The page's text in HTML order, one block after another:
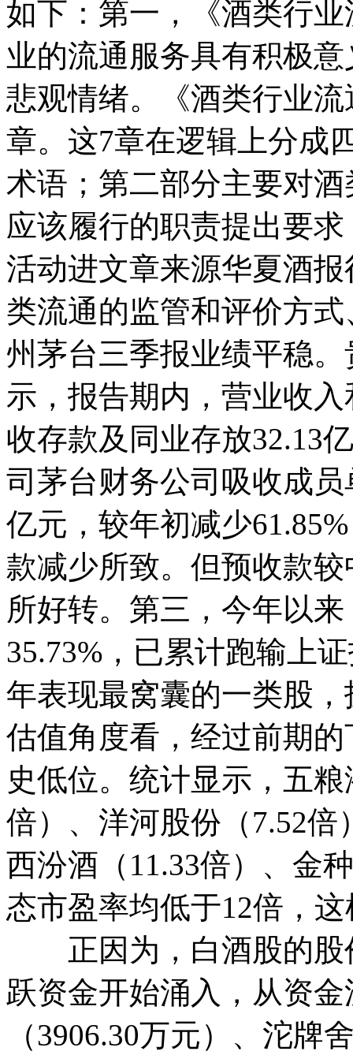
如下：第一，《酒类行
业的流通服务具有积极
悲观情绪。《酒类行业
章。这7章在逻辑上分成
术语；第二部分主要对
应该履行的职责提出要
活动进文章来源华夏酒
类流通的监管和评价方
州茅台三季报业绩平稳
示，报告期内，营业收
收存款及同业存放32.13
司茅台财务公司吸收成
亿元，较年初减少
款减少所致。但预收款
所好转。第三，今年以
35.73%，已累计跑输上
年表现最窝囊的一类股
估值角度看，经过前期
史低位。统计显示，五
倍）、洋河股份（7.52倍
西汾酒（11.33倍）、金
态市盈率均低于12倍，
正因为，白酒股的股
跃资金开始涌入，从资
（3906.30万元）、沱牌